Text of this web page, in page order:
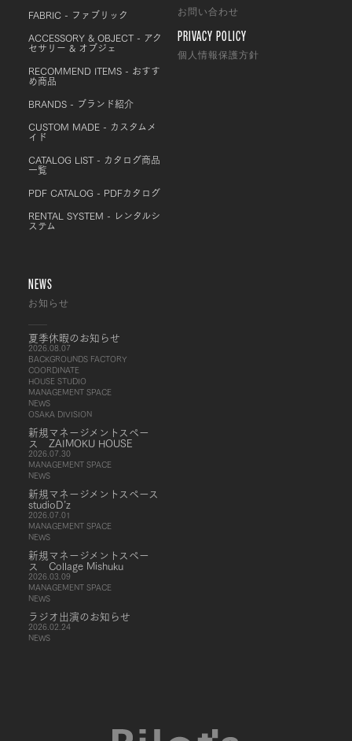
FABRIC - ファブリック
ACCESSORY & OBJECT - アク
セサリー & オブジェ
RECOMMEND ITEMS - おすす
め商品
BRANDS - ブランド紹介
CUSTOM MADE - カスタムメ
イド
CATALOG LIST - カタログ商品
一覧
PDF CATALOG - PDFカタログ
RENTAL SYSTEM - レンタルシ
ステム
お問い合わせ
PRIVACY POLICY
個人情報保護方針
NEWS
お知らせ
夏季休暇のお知らせ
2026.08.07
BACKGROUNDS FACTORY
COORDINATE
HOUSE STUDIO
MANAGEMENT SPACE
NEWS
OSAKA DIVISION
新規マネージメントスペー
ス ZAIMOKU HOUSE
2026.07.30
MANAGEMENT SPACE
NEWS
新規マネージメントスペース
studioD’z
2026.07.01
MANAGEMENT SPACE
NEWS
新規マネージメントスペー
ス Collage Mishuku
2026.03.09
MANAGEMENT SPACE
NEWS
ラジオ出演のお知らせ
2026.02.24
NEWS